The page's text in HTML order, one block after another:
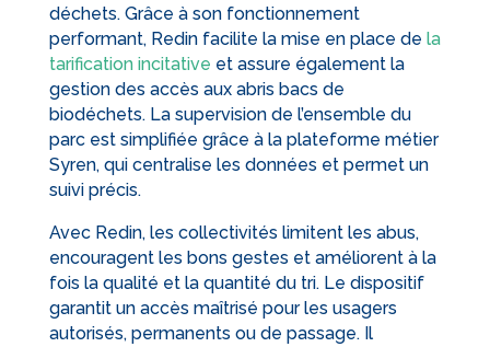
déchets. Grâce à son fonctionnement
performant, Redin facilite la mise en place de la
tarification incitative et assure également la
gestion des accès aux abris bacs de
biodéchets. La supervision de l’ensemble du
parc est simplifiée grâce à la plateforme métier
Syren, qui centralise les données et permet un
suivi précis.
Avec Redin, les collectivités limitent les abus,
encouragent les bons gestes et améliorent à la
fois la qualité et la quantité du tri. Le dispositif
garantit un accès maîtrisé pour les usagers
autorisés, permanents ou de passage. Il